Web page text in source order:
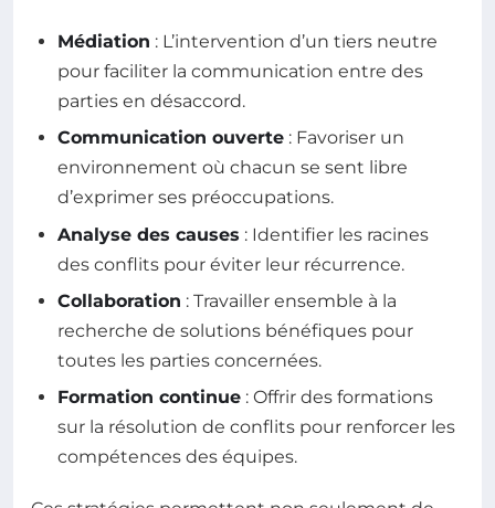
Médiation : L’intervention d’un tiers neutre
pour faciliter la communication entre des
parties en désaccord.
Communication ouverte : Favoriser un
environnement où chacun se sent libre
d’exprimer ses préoccupations.
Analyse des causes : Identifier les racines
des conflits pour éviter leur récurrence.
Collaboration : Travailler ensemble à la
recherche de solutions bénéfiques pour
toutes les parties concernées.
Formation continue : Offrir des formations
sur la résolution de conflits pour renforcer les
compétences des équipes.